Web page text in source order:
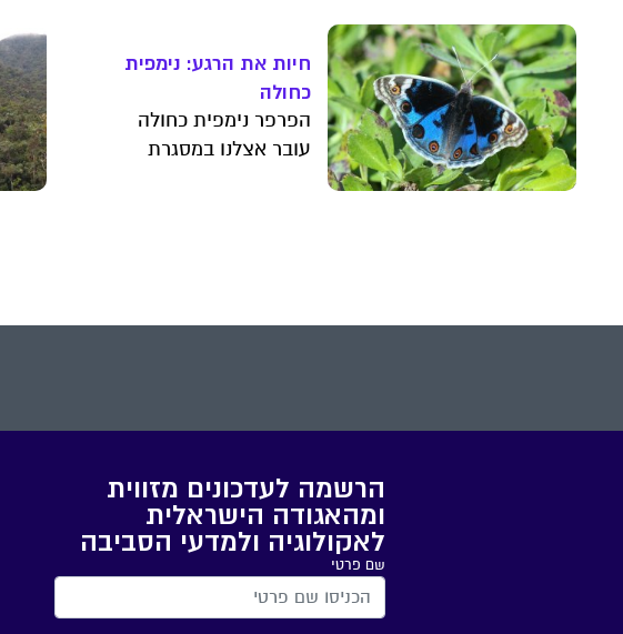
החמות על החיות הכי
מעניינות
חיות את הרגע: נימפית
כחולה
הפרפר נימפית כחולה
עובר אצלנו במסגרת
מעניינות
הרשמה לעדכונים מזווית
ומהאגודה הישראלית
לאקולוגיה ולמדעי הסביבה
שם פרטי